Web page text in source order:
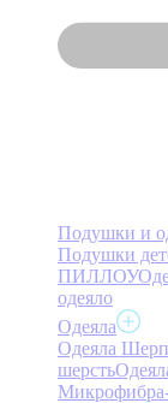
Подушки и
Подушки
ПИЛЛОУ
одеяло
Одеяла
Одеяла
шерсть